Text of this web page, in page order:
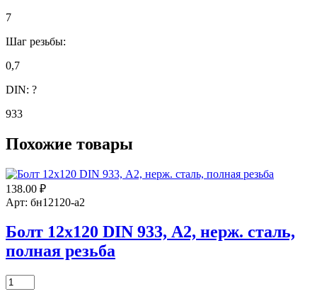
7
Шаг резьбы:
0,7
DIN: ?
933
Похожие товары
138.00 ₽
Арт: бн12120-а2
Болт 12х120 DIN 933, А2, нерж. сталь,
полная резьба
Количество